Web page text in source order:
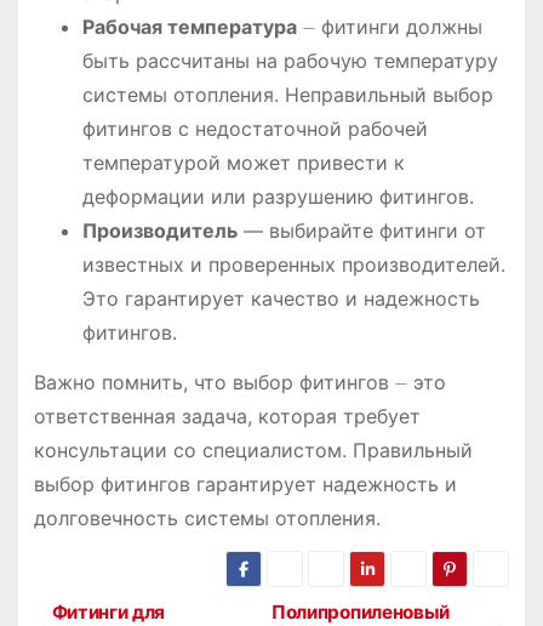
Рабочая температура⏤ фитинги должны
быть рассчитаны на рабочую температуру
системы отопления. Неправильный выбор
фитингов с недостаточной рабочей
температурой может привести к
деформации или разрушению фитингов.
Производитель― выбирайте фитинги от
известных и проверенных производителей.
Это гарантирует качество и надежность
фитингов.
Важно помнить, что выбор фитингов ⏤ это
ответственная задача, которая требует
консультации со специалистом. Правильный
выбор фитингов гарантирует надежность и
долговечность системы отопления.
Полипропиленовый
Фитинги для